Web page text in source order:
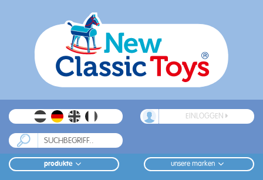
EINLOGGEN
produkte unsere marken